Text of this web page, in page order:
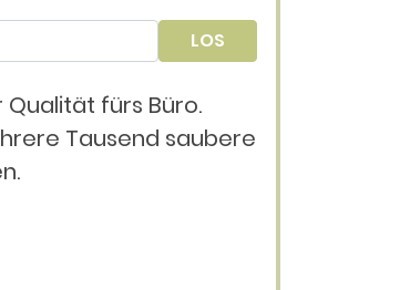
LOS
fürs Büro.
Tausend saubere